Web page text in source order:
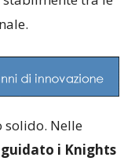
solido. Nelle
i Knights